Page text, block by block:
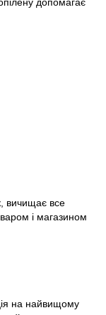
вичищає все
і магазином
на найвищому